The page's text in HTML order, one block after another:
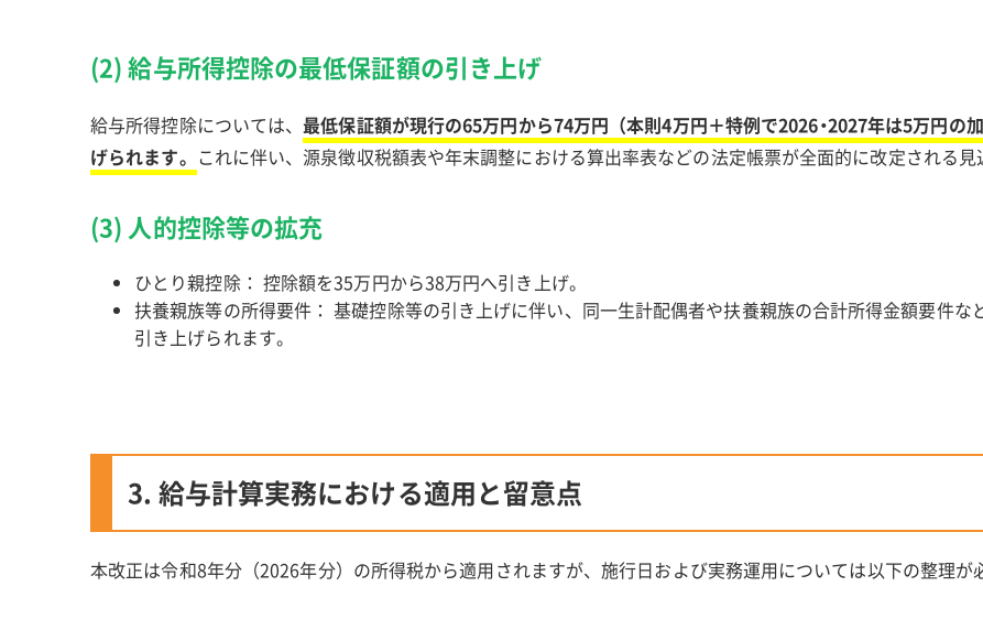
(2) 給与所得控除の最低保証額の引き上げ
給与所得控除については、最低保証額が現行の65万円から74万円（本則4万円＋特例で2026・2027年は5万円の
げられます。 これに伴い、源泉徴収税額表や年末調整における算出率表などの法定帳票が全面的に改定される見
(3) 人的控除等の拡充
ひとり親控除： 控除額を35万円から38万円へ引き上げ。
扶養親族等の所得要件： 基礎控除等の引き上げに伴い、同一生計配偶者や扶養親族の合計所得金額要件な
引き上げられます。
3. 給与計算実務における適用と留意点
本改正は令和8年分（2026年分）の所得税から適用されますが、施行日および実務運用については以下の整理が